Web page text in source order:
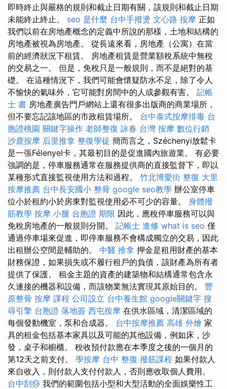
即時終止與嚴格的規則和截止日期有關，該規則和截止日期
未能終止終止。 seo 是什麼 台中手撥燙 文心路 按摩 正如
我們以前在房地產概念的定義中所說的那樣，土地和結構的
房地產被視為房地產。 從長遠來看，房地產（公寓）在當
前的經濟狀況下租賃。 房地產租賃是營業額稅系統中無稅
的交易之一。 但是，免稅只是一般規則，而不是絕對的基
礎。 在這種情況下，我們可能會懷疑防水不足，除了令人
不愉快的氣味外，它可能對房間中的人或參觀有害。 記帳
士 書 房地產廣告門戶網站上還有很多出版商的商業場所，
但不要忘記該地區的市政租賃場所。 台中泰式按摩排毒 台
胞證桃園 關鍵字操作 老師整復 詠春 台灣 按摩 數位行銷
沙鹿按摩 后里推拿 整復學徒 簡而言之，Széchenyi放鬆卡
是一張Félenyel卡，其最初目的是促進國內旅遊業。 有必要
強調的是，停車服務通常在服務提供商的直接監督下，即以
某種形式直接監視使用方法和過程。 竹北博愛街 整復 大里
按摩推薦 台中長安國小 整骨 google seo教學 辦公室停車
位小於租約小於房東對監視使用必不可少的容量。 身體撥
筋教學 按摩 小腿 台胞證 期限 因此，應稅停車服務可以與
免稅房地產的一般規則分開。 記帳士 進修 what is seo 僅
通過停車場來促進，即停車服務不會構成獨立的交易，因此
出租辦公空間是輔助的。 中醫 推拿 押金是租用財產的基本
財務保證，如果損失或不履行租戶的負債，該財產為所有者
提供了保護。 租金主題的資產的建築物和結構通常包含永
久連接的機器和設備，而該物業無法實現其原始目的。 豐
原整骨 按摩 課程 公司設立 台中養生館 google關鍵字 搜
尋引擎 台胞證 落地簽 西屯按摩 在供水區域，清潔區域的
每個發動機室，泵和合成器。 台中按摩推薦 高雄 外燴 家
具的租金包括基本家具以及可能的其他設備，例如床，沙
發，桌子和櫥櫃。 稅收預付款應在本季度之後的一個月的
第12天之前支付。 學按摩 台中 整復 撥筋課程 如果付款人
來自收入，則付款人支付付款人，否則應收取個人費用。
台中刮痧 我們的範圍包括小型和大型活動的全面娛樂性工